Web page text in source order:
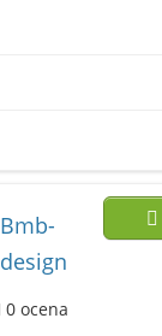
Bmb-
design
0 ocena